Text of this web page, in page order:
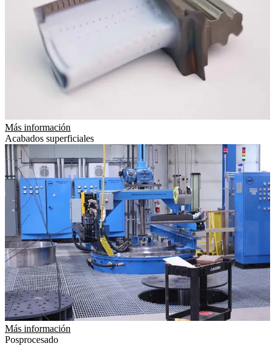
Más información
Acabados superficiales
Más información
Posprocesado